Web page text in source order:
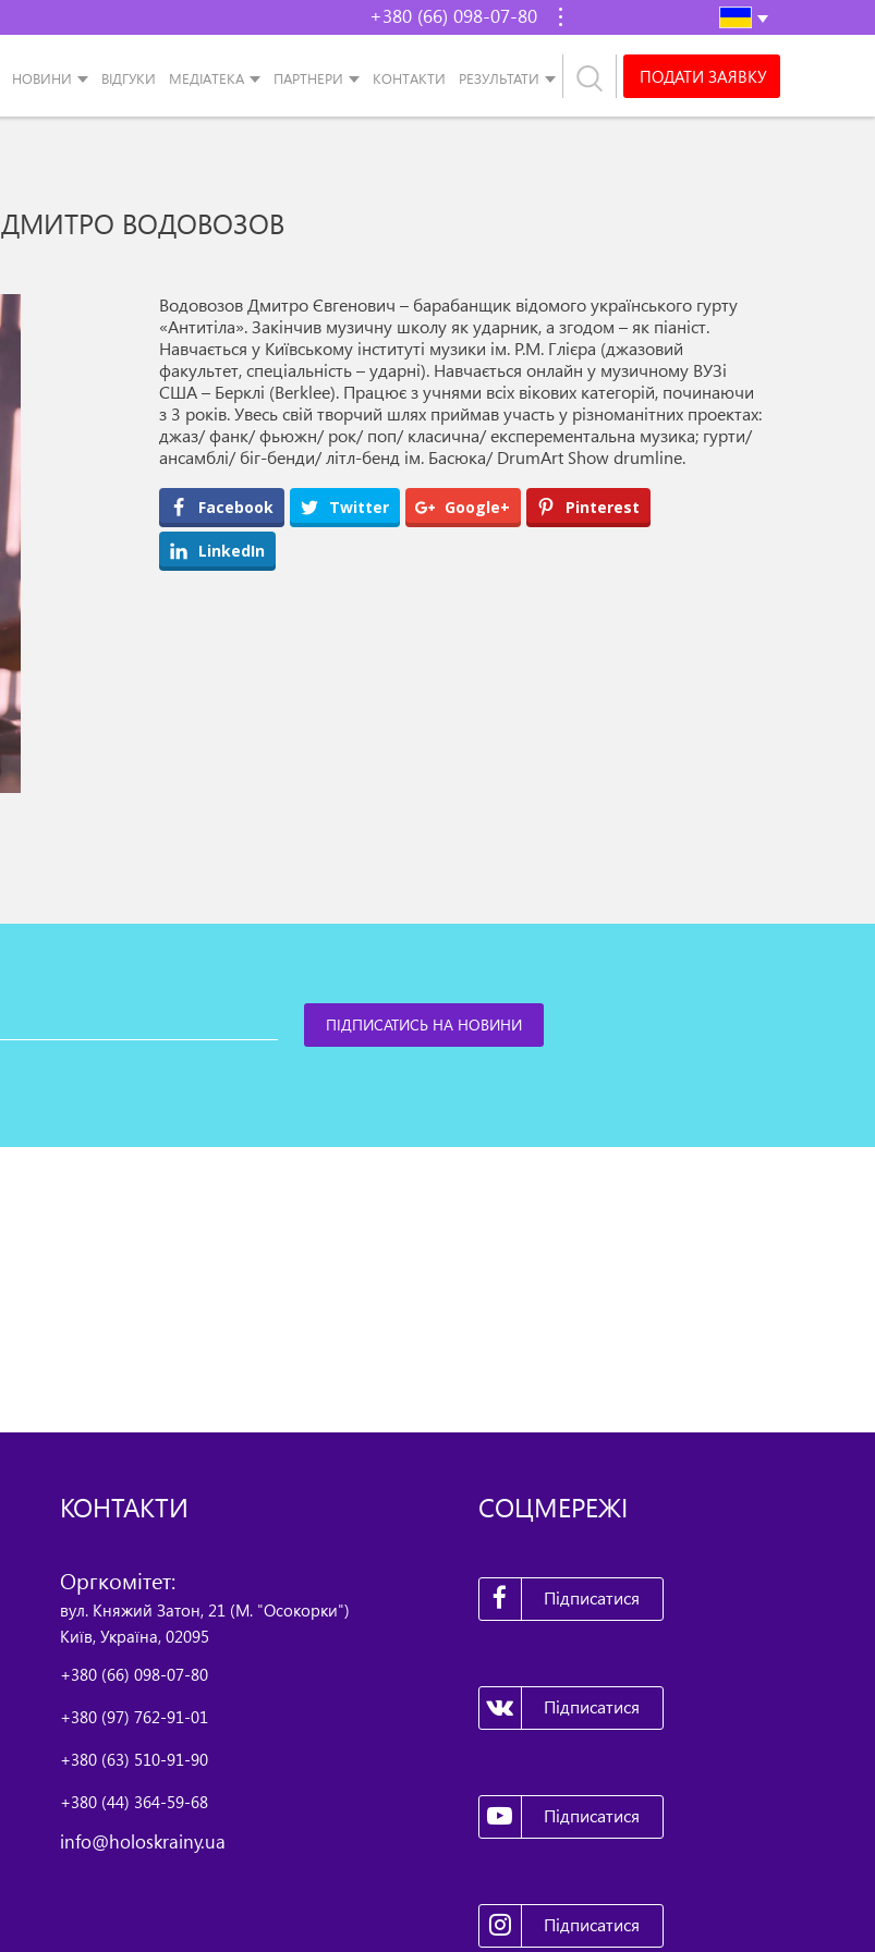
+380 (66) 098-07-80
НОВИНИ ВІДГУКИ МЕДІАТЕКА ПАРТНЕРИ КОНТАКТИ РЕЗУЛЬТАТИ ПОДАТИ ЗАЯВКУ
ДМИТРО ВОДОВОЗОВ
Водовозов Дмитро Євгенович – барабанщик відомого українського гурту
«Антитіла». Закінчив музичну школу як ударник, а згодом – як піаніст.
Навчається у Київському інституті музики ім. Р.М. Глієра (джазовий
факультет, спеціальність – ударні). Навчається онлайн у музичному ВУЗі
США – Берклі (Berklee). Працює з учнями всіх вікових категорій, починаючи
з 3 років. Увесь свій творчий шлях приймав участь у різноманітних проектах:
джаз/ фанк/ фьюжн/ рок/ поп/ класична/ експерементальна музика; гурти/
ансамблі/ біг-бенди/ літл-бенд ім. Басюка/ DrumArt Show drumline.
Facebook Twitter Google+ Pinterest
LinkedIn
КОНТАКТИ
Оргкомітет:
вул. Княжий Затон, 21 (М. "Осокорки")
Київ, Україна, 02095
+380 (66) 098-07-80
+380 (97) 762-91-01
+380 (63) 510-91-90
+380 (44) 364-59-68
info@holoskrainy.ua
СОЦМЕРЕЖІ
Підписатися
Підписатися
Підписатися
Підписатися